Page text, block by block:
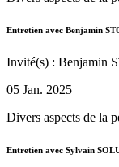
Entretien avec Benjamin
Invité(s) : Benjamin
05 Jan. 2025
Divers aspects de la
Entretien avec Sylvain